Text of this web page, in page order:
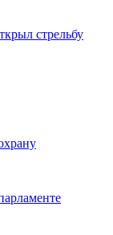
стрельбу